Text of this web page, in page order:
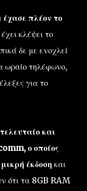
έχασε πλέον το
κλέψει το
δε με ενοχλεί
ωραίο τηλέφωνο,
για το
και
ο οποίος
έκδοση και
ότι τα 8GB RAM